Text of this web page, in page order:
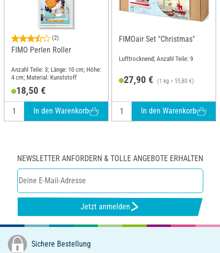
(2)
FIMO Perlen Roller
Anzahl Teile: 3; Länge: 10 cm; Höhe:
4 cm; Material: Kunststoff
18,50 €
In den Warenkorb
FIMOair Set "Christmas"
Lufttrocknend; Anzahl Teile: 9
27,90 € (1 kg = 55,80 €)
In den Warenkorb
NEWSLETTER ANFORDERN & TOLLE ANGEBOTE ERHALTEN
Jetzt anmelden
Sichere Bestellung